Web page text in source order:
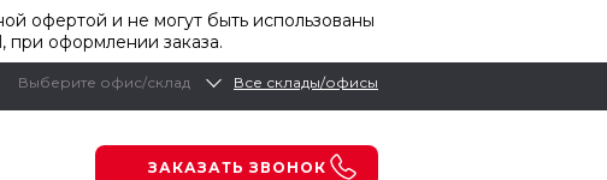
офертой и не могут быть использованы
при оформлении заказа.
Выберите офис/склад Все склады/офисы
ЗАКАЗАТЬ ЗВОНОК